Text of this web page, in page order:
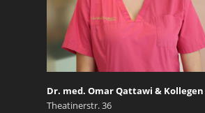
Dr. med. Omar Qattawi & Kollegen
Theatinerstr. 36